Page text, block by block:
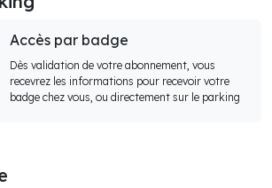
Accès par badge
Dès validation de votre abonnement, vous
recevrez les informations pour recevoir votre
badge chez vous, ou directement sur le parking